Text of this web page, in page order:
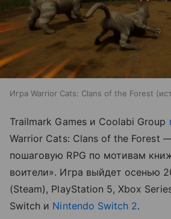
Игра Warrior Cats: Clans of the Forest
Trailmark Games и Coolabi Group
Warrior Cats: Clans of the Forest
пошаговую RPG по мотивам
воители». Игра выйдет осенью
(Steam), PlayStation 5, Xbox
Switch и Nintendo Switch 2.